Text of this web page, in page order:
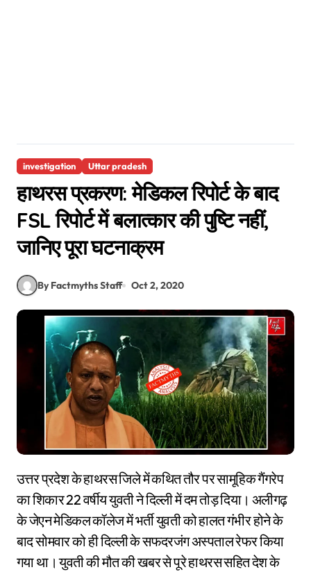
investigation Uttar pradesh
हाथरस प्रकरण: मेडिकल रिपोर्ट के बाद
FSL रिपोर्ट में बलात्कार की पुष्टि नहीं,
जानिए पूरा घटनाक्रम
By Factmyths Staff Oct 2, 2020
उत्तर प्रदेश के हाथरस जिले में कथित तौर पर सामूहिक गैंगरेप
का शिकार 22 वर्षीय युवती ने दिल्ली में दम तोड़ दिया। अलीगढ़
के जेएन मेडिकल कॉलेज में भर्ती युवती को हालत गंभीर होने के
बाद सोमवार को ही दिल्ली के सफदरजंग अस्पताल रेफर किया
गया था। युवती की मौत की खबर से पूरे हाथरस सहित देश के